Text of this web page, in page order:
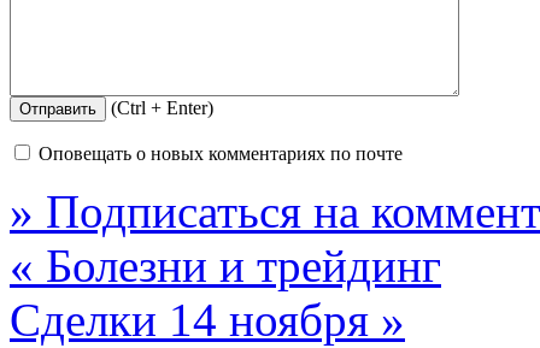
(Ctrl + Enter)
Оповещать о новых комментариях по почте
» Подписаться на
« Болезни и трейдинг
Cделки 14 ноября »